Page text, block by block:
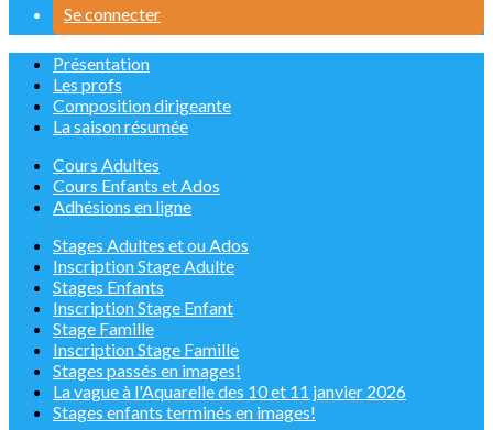
Se connecter
Présentation
Les profs
Composition dirigeante
La saison résumée
Cours Adultes
Cours Enfants et Ados
Adhésions en ligne
Stages Adultes et ou Ados
Inscription Stage Adulte
Stages Enfants
Inscription Stage Enfant
Stage Famille
Inscription Stage Famille
Stages passés en images!
La vague à l'Aquarelle des 10 et 11 janvier 2026
Stages enfants terminés en images!